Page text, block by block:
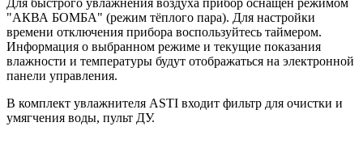
Для быстрого увлажнения воздуха прибор оснащен режимом
"АКВА БОМБА" (режим тёплого пара). Для настройки
времени отключения прибора воспользуйтесь таймером.
Информация о выбранном режиме и текущие показания
влажности и температуры будут отображаться на электронной
панели управления.
В комплект увлажнителя ASTI входит фильтр для очистки и
умягчения воды, пульт ДУ.